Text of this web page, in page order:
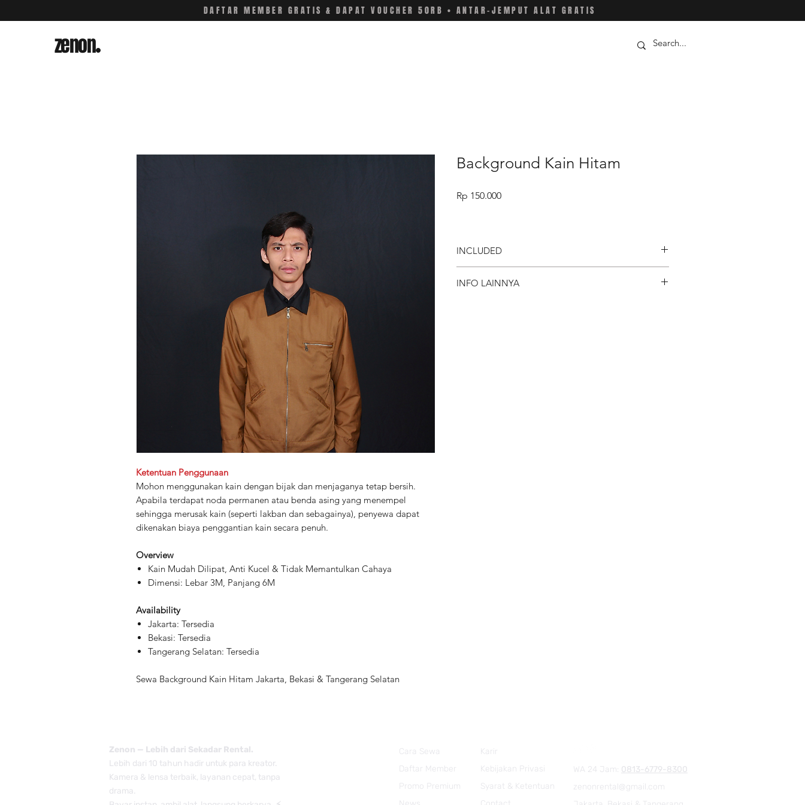
DAFTAR MEMBER GRATIS & DAPAT VOUCHER 50RB • ANTAR-JEMPUT ALAT GRATIS
zenon.
Ketentuan Penggunaan
Mohon menggunakan kain dengan bijak dan menjaganya tetap bersih.
Apabila terdapat noda permanen atau benda asing yang menempel
sehingga merusak kain (seperti lakban dan sebagainya), penyewa dapat
dikenakan biaya penggantian kain secara penuh.
Overview
Kain Mudah Dilipat, Anti Kucel & Tidak Memantulkan Cahaya
Dimensi: Lebar 3M, Panjang 6M
Availability
Jakarta: Tersedia
Bekasi: Tersedia
Tangerang Selatan: Tersedia
Sewa Background Kain Hitam Jakarta, Bekasi & Tangerang Selatan
Background Kain Hitam
Rp 150.000Price
INCLUDED
INFO LAINNYA
Zenon — Lebih dari Sekadar Rental.
Lebih dari 10 tahun hadir untuk para kreator.
Kamera & lensa terbaik, layanan cepat, tanpa
drama.
Cara Sewa
Daftar Member
Promo Premium
Karir
Kebijakan Privasi
Syarat & Ketentuan
WA 24 Jam: 0813-6779-8300
zenonrental@gmail.com